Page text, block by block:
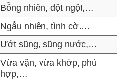
Bỗng nhiên, đột ngột,…
Ngẫu nhiên, tình cờ….
Ướt sũng, sũng nước,…
Vừa vặn, vừa khớp, phù
hợp,…